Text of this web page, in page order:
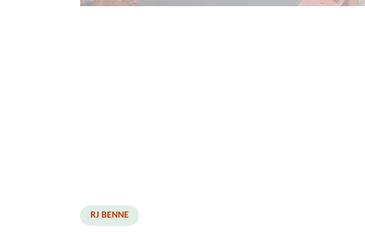
RJ BENNE